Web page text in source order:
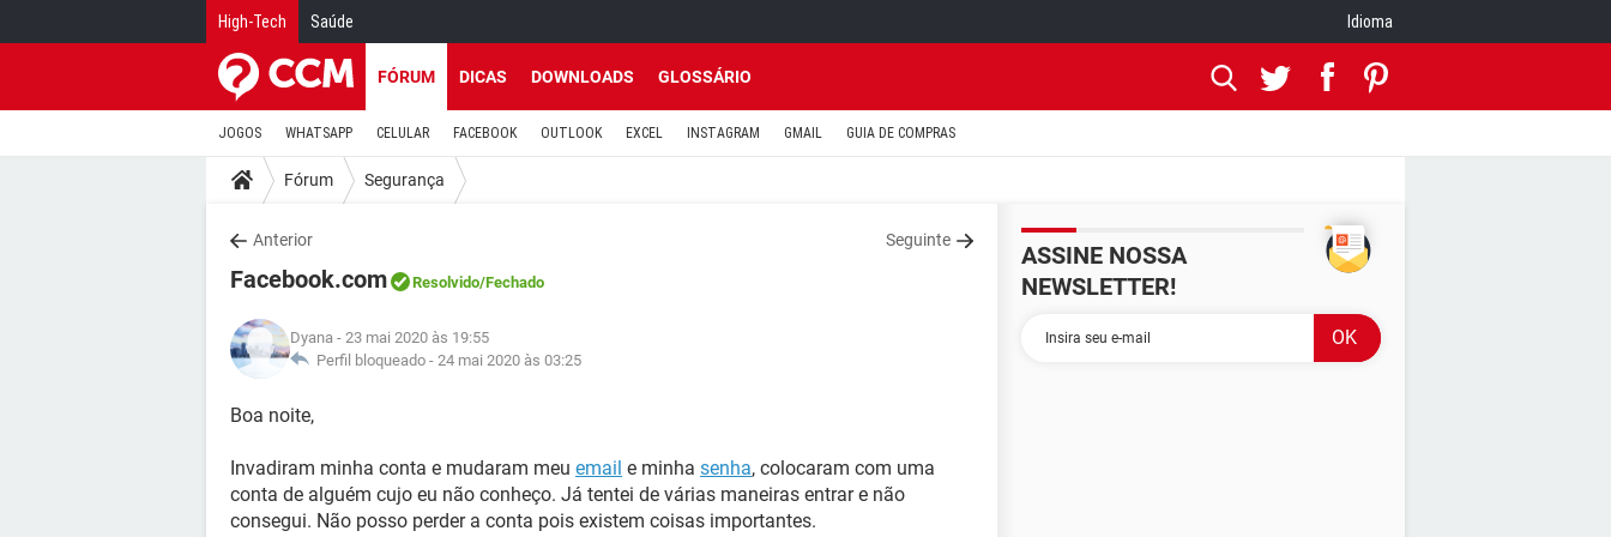
High-Tech Saúde Idioma
FÓRUM DICAS DOWNLOADS GLOSSÁRIO
JOGOS WHATSAPP CELULAR FACEBOOK OUTLOOK EXCEL INSTAGRAM GMAIL GUIA DE COMPRAS
Fórum Segurança
Anterior Seguinte
Facebook.com Resolvido/Fechado
Dyana - 23 mai 2020 às 19:55
Perfil bloqueado - 24 mai 2020 às 03:25
Boa noite,
Invadiram minha conta e mudaram meu email e minha senha, colocaram com uma
conta de alguém cujo eu não conheço. Já tentei de várias maneiras entrar e não
consegui. Não posso perder a conta pois existem coisas importantes.
ASSINE NOSSA
NEWSLETTER!